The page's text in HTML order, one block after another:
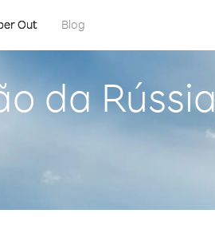
Out Blog
da Rússia